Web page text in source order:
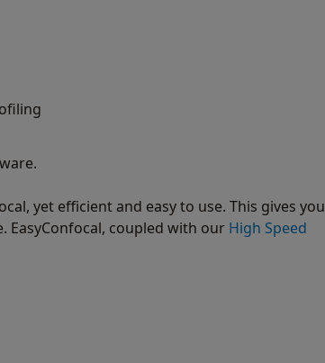
yet efficient and easy to use. This gives you
coupled with our High Speed